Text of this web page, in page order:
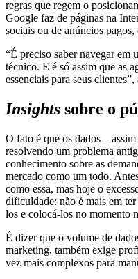
regras que regem o
Google faz de páginas na
sociais ou de anúncios pagos,
“É preciso saber navegar em
técnico. E é só assim que as
essenciais para seus
Insights sobre o
O fato é que os dados –
resolvendo um problema
conhecimento sobre as
mercado como um todo.
como essa, mas hoje o
dificuldade: não é mais em
los e colocá-los no momento
É dizer que o volume de
marketing, também exige
vez mais complexos para